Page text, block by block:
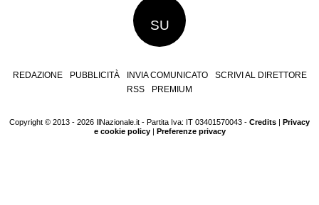
SU
REDAZIONE PUBBLICITÀ INVIA COMUNICATO
SCRIVI AL DIRETTORE
RSS
PREMIUM
Copyright © 2013 - 2026 IlNazionale.it - Partita Iva: IT 03401570043 - Credits | Privacy
e cookie policy| Preferenze privacy